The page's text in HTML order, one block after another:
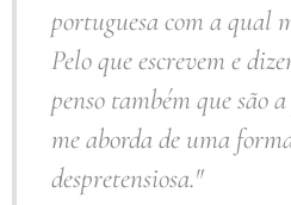
portuguesa com a qual
Pelo que escrevem e
penso também que são
me aborda de uma
despretensiosa."